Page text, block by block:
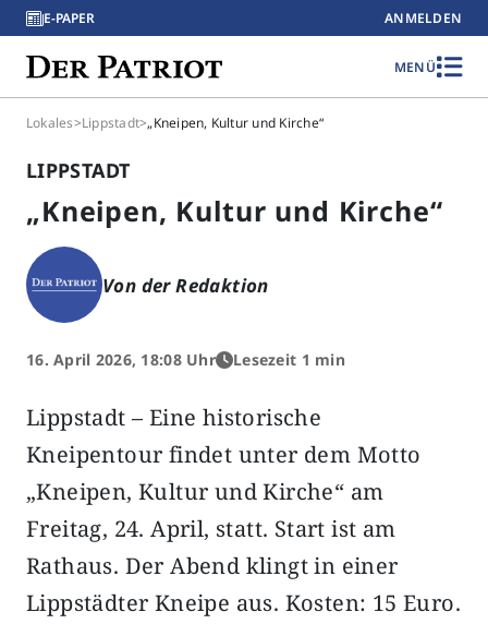
E-PAPER ANMELDEN
MENÜ
Lokales>Lippstadt>„Kneipen, Kultur und Kirche“
LIPPSTADT
„Kneipen, Kultur und Kirche“
Von der Redaktion
16. April 2026, 18:08 Uhr Lesezeit 1 min
Lippstadt – Eine historische
Kneipentour findet unter dem Motto
„Kneipen, Kultur und Kirche“ am
Freitag, 24. April, statt. Start ist am
Rathaus. Der Abend klingt in einer
Lippstädter Kneipe aus. Kosten: 15 Euro.